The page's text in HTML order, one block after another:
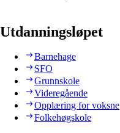
Utdanningsløpet
Barnehage
SFO
Grunnskole
Videregående
Opplæring for voksne
Folkehøgskole